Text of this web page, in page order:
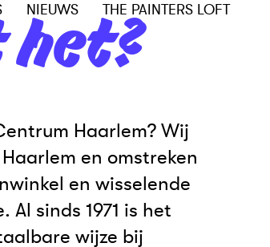
NIEUWS THE PAINTERS LOFT
Haarlem? Wij
en omstreken
en wisselende
Al sinds 1971 is het
wijze bij